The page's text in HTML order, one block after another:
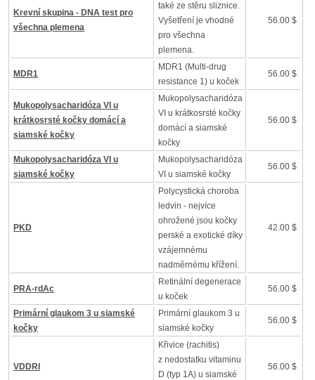
Krevní skupina - DNA test pro
všechna plemena
také ze stěru sliznice.
Vyšetření je vhodné
pro všechna
plemena.
56.00 $
MDR1
MDR1 (Multi-drug
resistance 1) u koček
56.00 $
Mukopolysacharidóza VI u
krátkosrsté kočky domácí a
siamské kočky
Mukopolysacharidóza
VI u krátkosrsté kočky
domácí a siamské
kočky
56.00 $
Mukopolysacharidóza VI u
siamské kočky
Mukopolysacharidóza
VI u siamské kočky
56.00 $
PKD
Polycystická choroba
ledvin - nejvíce
ohrožené jsou kočky
perské a exotické díky
vzájemnému
nadměrnému křížení.
42.00 $
PRA-rdAc
Retinální degenerace
u koček
56.00 $
Primární glaukom 3 u siamské
kočky
Primární glaukom 3 u
siamské kočky
56.00 $
VDDRI
Křivice (rachitis)
z nedostatku vitaminu
D (typ 1A) u siamské
56.00 $